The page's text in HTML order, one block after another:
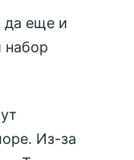
да еще и
набор
Из-за